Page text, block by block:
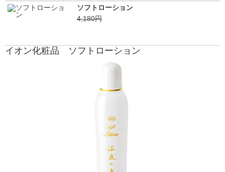
ソフトローション
4,180円
イオン化粧品 ソフトローション